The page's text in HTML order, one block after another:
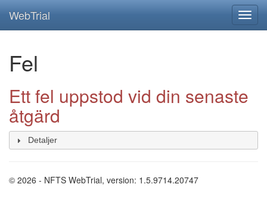
WebTrial
Fel
Ett fel uppstod vid din senaste
åtgärd
Detaljer
© 2026 - NFTS WebTrial, version: 1.5.9714.20747